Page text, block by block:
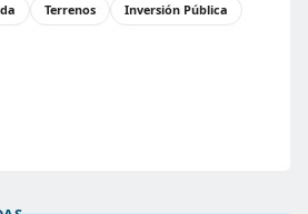
Terrenos
Inversión Pública